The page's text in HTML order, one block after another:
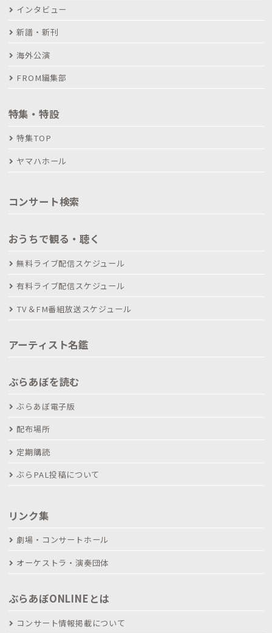
インタビュー
新譜・新刊
海外公演
FROM編集部
特集・特設
特集TOP
ヤマハホール
コンサート検索
おうちで観る・聴く
無料ライブ配信スケジュール
有料ライブ配信スケジュール
TV＆FM番組放送スケジュール
アーティスト名鑑
ぶらあぼを読む
ぶらあぼ電子版
配布場所
定期購読
ぶらPAL投稿について
リンク集
劇場・コンサートホール
オーケストラ・演奏団体
ぶらあぼONLINEとは
コンサート情報掲載について